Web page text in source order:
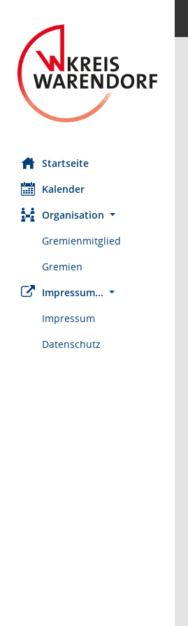
Startseite
Kalender
Organisation
Gremienmitglied
Gremien
Impressum...
Impressum
Datenschutz